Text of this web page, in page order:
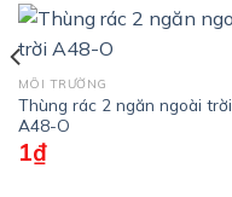
MÔI TRƯỜNG
Thùng rác 2 ngăn ngoài trời
A48-O
1₫